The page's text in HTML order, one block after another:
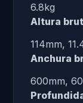
6.8kg
Altura
114mm,
Anchura
600mm,